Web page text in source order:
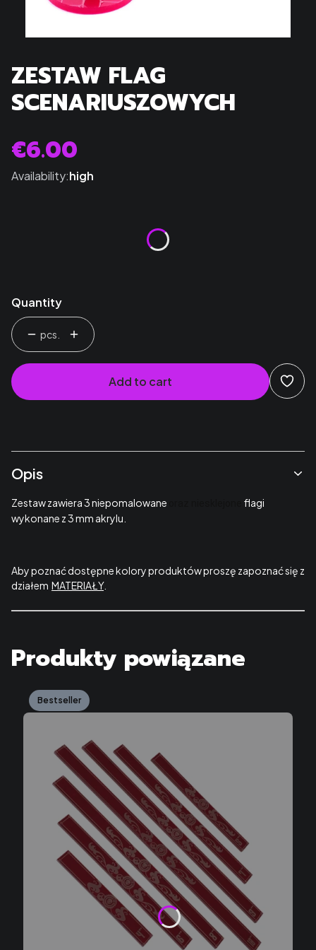
ZESTAW FLAG
SCENARIUSZOWYCH
Price
€6.00
Availability:high
Quantity
pcs.
Add to cart
Opis
Zestaw zawiera 3 niepomalowane
flagi
wykonane z 3 mm akrylu.
Aby poznać dostępne kolory produktów proszę zapoznać się z
działem MATERIAŁY.
Produkty powiązane
Bestseller